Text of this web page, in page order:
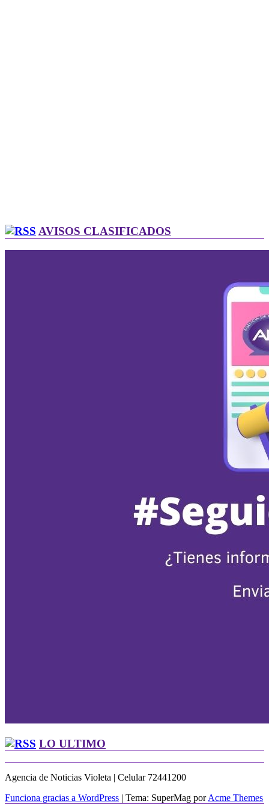
AVISOS CLASIFICADOS
LO ULTIMO
Agencia de Noticias Violeta | Celular 72441200
Funciona gracias a WordPress | Tema: SuperMag porAcme Themes